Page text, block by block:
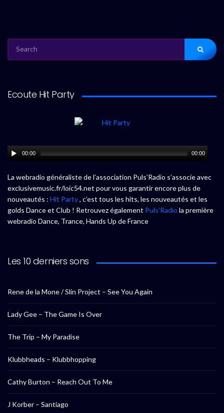
FOR:
Ecoute Hit Party
00:00 00:00
La webradio généraliste de l’association Puls’Radio s’associe avec
exclusivemusic.fr/loic54.net pour vous garantir encore plus de
nouveautés : Hit Party, c’est tous les hits, les nouveautés et les
golds Dance et Club ! Retrouvez également Puls’Radio la première
webradio Dance, Trance, Hands Up de France
Les 10 derniers sons
Rene de la Mone / Slin Project – See You Again
Lady Gee – The Game Is Over
The Trip – My Paradise
Klubbheads – Klubbhopping
Cathy Burton – Reach Out To Me
J Korber – Santiago